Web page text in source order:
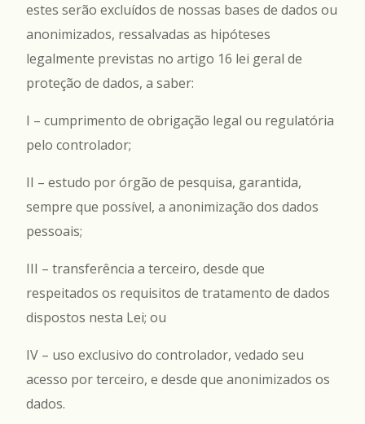
estes serão excluídos de nossas bases de dados ou
anonimizados, ressalvadas as hipóteses
legalmente previstas no artigo 16 lei geral de
proteção de dados, a saber:
I – cumprimento de obrigação legal ou regulatória
pelo controlador;
II – estudo por órgão de pesquisa, garantida,
sempre que possível, a anonimização dos dados
pessoais;
III – transferência a terceiro, desde que
respeitados os requisitos de tratamento de dados
dispostos nesta Lei; ou
IV – uso exclusivo do controlador, vedado seu
acesso por terceiro, e desde que anonimizados os
dados.